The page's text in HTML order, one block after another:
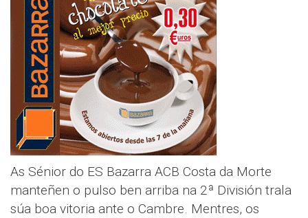
As Sénior do ES Bazarra ACB Costa da Morte
manteñen o pulso ben arriba na 2ª División trala
súa boa vitoria ante o Cambre. Mentres, os